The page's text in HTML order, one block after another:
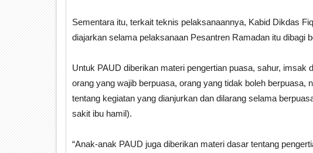
Sementara itu, terkait teknis pelaksanaannya, Kabid Dikdas
diajarkan selama pelaksanaan Pesantren Ramadan itu dibagi
Untuk PAUD diberikan materi pengertian puasa, sahur, imsak
orang yang wajib berpuasa, orang yang tidak boleh berpuasa,
tentang kegiatan yang dianjurkan dan dilarang selama
sakit ibu hamil).
“Anak-anak PAUD juga diberikan materi dasar tentang